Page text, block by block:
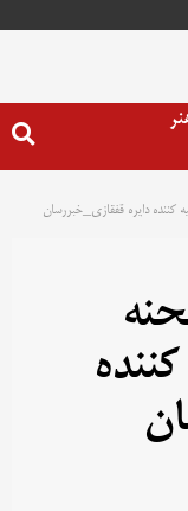
دایره قفقازی_خبررسان